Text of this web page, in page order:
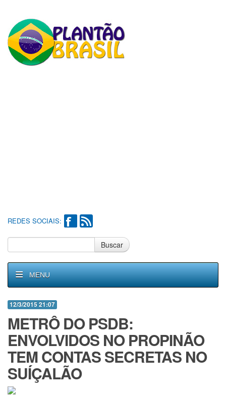
REDES SOCIAIS:
Buscar
MENU
12/3/2015 21:07
METRÔ DO PSDB:
ENVOLVIDOS NO PROPINÃO
TEM CONTAS SECRETAS NO
SUÍÇALÃO